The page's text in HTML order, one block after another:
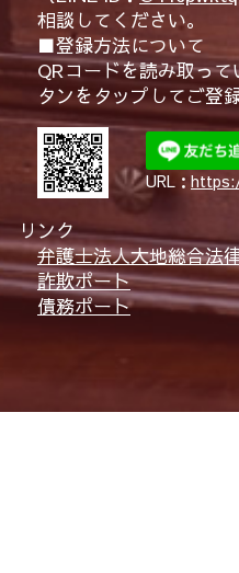
相談してください。
■登録方法について
QRコードを読み取っ
タンをタップしてご登
URL：
リンク
弁護士法人大地総合法
詐欺ポート
債務ポート